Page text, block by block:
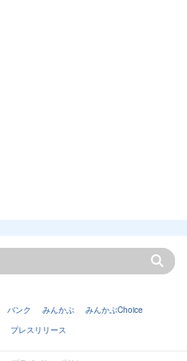
バンク みんかぶ
みんかぶChoice
プレスリリース